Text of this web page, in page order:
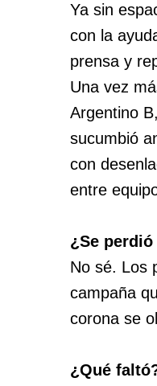
Ya sin
con la
prensa y
Una vez
Argentino
sucumbió
con
entre
¿Se
No sé. Los
campaña
corona se
¿Qué